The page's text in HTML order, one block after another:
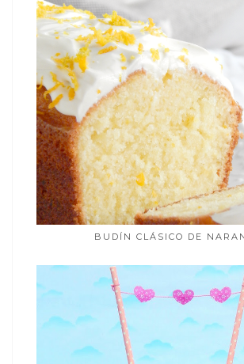
BUDÍN CLÁSICO DE